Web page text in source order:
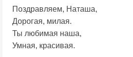
Поздравляем, Наташа,
Дорогая, милая.
Ты любимая наша,
Умная, красивая.